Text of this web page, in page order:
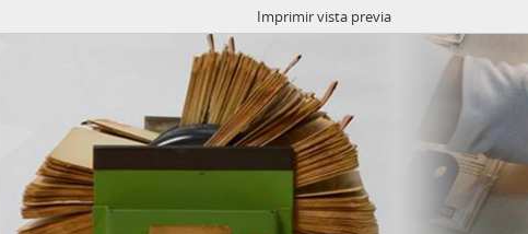
Imprimir vista previa